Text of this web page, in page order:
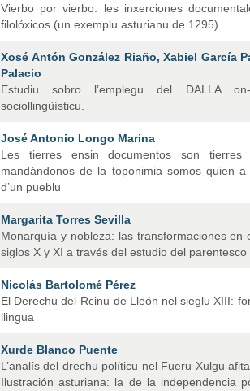
Vierbo por vierbo: les inxerciones
filolóxicos (un exemplu asturianu de 1295)
Xosé Antón González Riaño, Xabiel García
Palacio
Estudiu sobro l’emplegu del DALLA
sociollingüísticu.
José Antonio Longo Marina
Les tierres ensin documentos son
mandándonos de la toponimia somos quien
d’un pueblu
Margarita Torres Sevilla
Monarquía y nobleza: las transformaciones en
siglos X y XI a través del estudio del parentesco
Nicolás Bartolomé Pérez
El Derechu del Reinu de Lleón nel sieglu XIII:
llingua
Xurde Blanco Puente
L’analís del drechu políticu nel Fueru Xulgu
Ilustración asturiana: la de la independencia